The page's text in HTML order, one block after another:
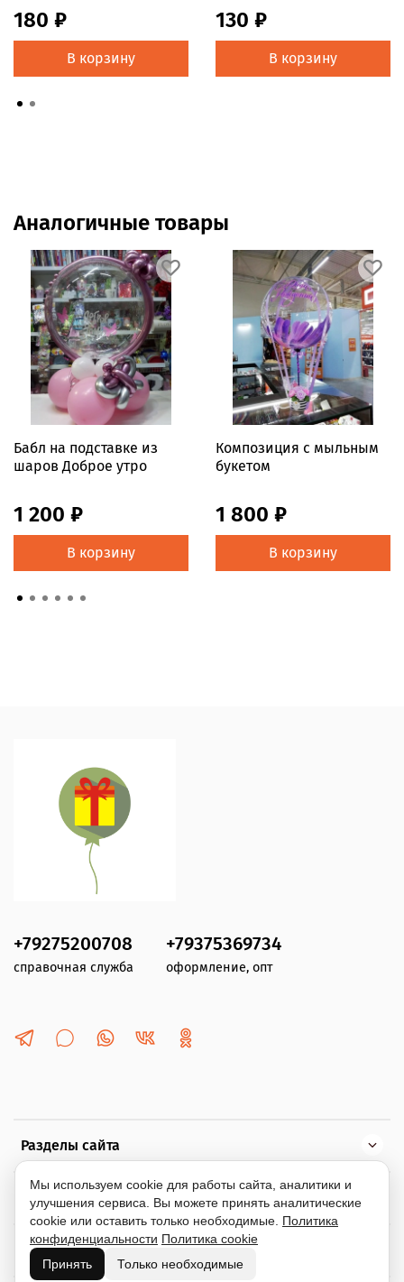
180 ₽
В корзину
130 ₽
В корзину
Аналогичные товары
Бабл на подставке из
шаров Доброе утро
1 200 ₽
В корзину
Композиция с мыльным
букетом
1 800 ₽
В корзину
Разделы сайта
Помощь
Информация
+79275200708
справочная служба
+79375369734
оформление, опт
Мы используем cookie для работы сайта, аналитики и
улучшения сервиса. Вы можете принять аналитические
cookie или оставить только необходимые. Политика
конфиденциальности Политика cookie
Принять
Только необходимые